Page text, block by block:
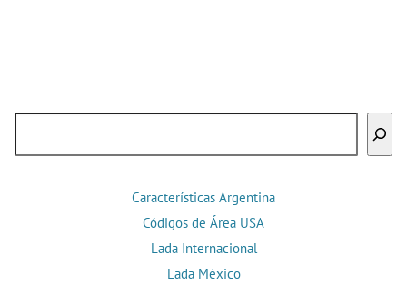
Características Argentina
Códigos de Área USA
Lada Internacional
Lada México